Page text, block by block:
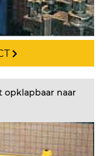
opklapbaar naar